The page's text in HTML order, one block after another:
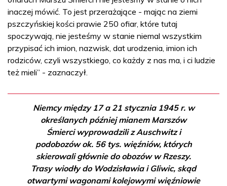
inaczej mówić. To jest przerażające - mając na ziemi
pszczyńskiej kości prawie 250 ofiar, które tutaj
spoczywają, nie jesteśmy w stanie niemal wszystkim
przypisać ich imion, nazwisk, dat urodzenia, imion ich
rodziców, czyli wszystkiego, co każdy z nas ma, i ci ludzie
też mieli” - zaznaczył.
Niemcy między 17 a 21 stycznia 1945 r. w
określanych później mianem Marszów
Śmierci wyprowadzili z Auschwitz i
podobozów ok. 56 tys. więźniów, których
skierowali głównie do obozów w Rzeszy.
Trasy wiodły do Wodzisławia i Gliwic, skąd
otwartymi wagonami kolejowymi więźniowie